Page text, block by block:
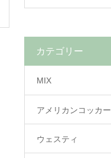
カテゴリー
MIX
アメリカンコッカー
ウェスティ